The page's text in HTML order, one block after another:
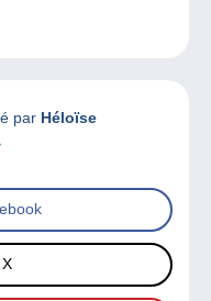
par Héloïse